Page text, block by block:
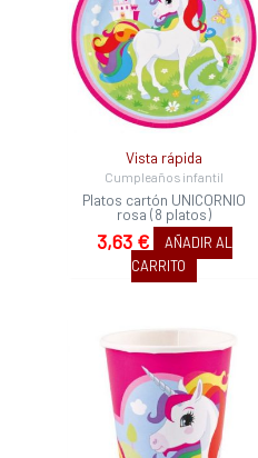
Vista rápida
Cumpleaños infantil
Platos cartón UNICORNIO
rosa (8 platos)
3,63 €
AÑADIR AL
CARRITO